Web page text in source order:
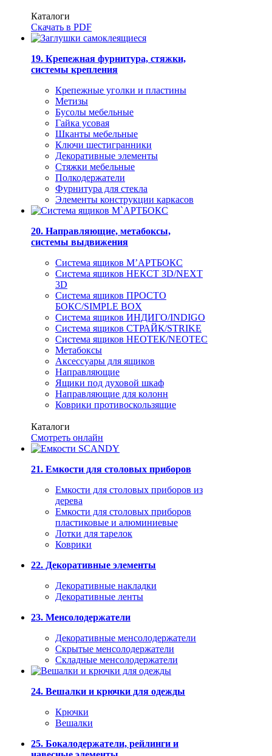
Каталоги
Скачать в PDF
19. Крепежная фурнитура, стяжки,
системы крепления
Крепежные уголки и пластины
Метизы
Бусолы мебельные
Гайка усовая
Шканты мебельные
Ключи шестигранники
Декоративные элементы
Стяжки мебельные
Полкодержатели
Фурнитура для стекла
Элементы конструкции каркасов
20. Направляющие, метабоксы,
системы выдвижения
Система ящиков М’АРТБОКС
Система ящиков НЕКСТ 3D/NEXT
3D
Система ящиков ПРОСТО
БОКС/SIMPLE BOX
Система ящиков ИНДИГО/INDIGO
Система ящиков СТРАЙК/STRIKE
Система ящиков НЕОТЕК/NEOTEC
Метабоксы
Аксессуары для ящиков
Направляющие
Ящики под духовой шкаф
Направляющие для колонн
Коврики противоскользящие
Каталоги
Смотреть онлайн
21. Емкости для столовых приборов
Емкости для столовых приборов из
дерева
Емкости для столовых приборов
пластиковые и алюминиевые
Лотки для тарелок
Коврики
22. Декоративные элементы
Декоративные накладки
Декоративные ленты
23. Менсолодержатели
Декоративные менсолодержатели
Скрытые менсолодержатели
Складные менсолодержатели
24. Вешалки и крючки для одежды
Крючки
Вешалки
25. Бокалодержатели, рейлинги и